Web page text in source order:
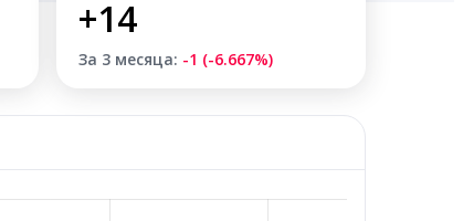
+14
За 3 месяца: -1 (-6.667%)